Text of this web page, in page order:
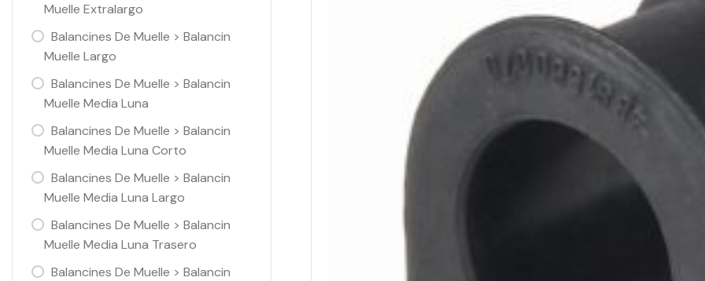
Muelle Extralargo
Balancines De Muelle > Balancin
Muelle Largo
Balancines De Muelle > Balancin
Muelle Media Luna
Balancines De Muelle > Balancin
Muelle Media Luna Corto
Balancines De Muelle > Balancin
Muelle Media Luna Largo
Balancines De Muelle > Balancin
Muelle Media Luna Trasero
Balancines De Muelle > Balancin